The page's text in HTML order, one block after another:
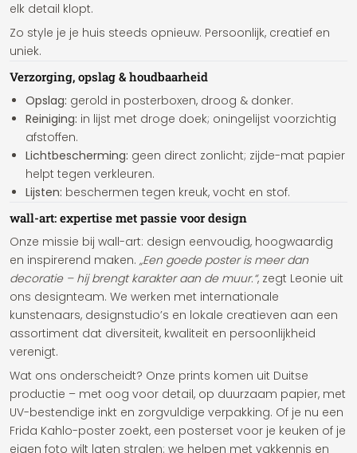
elk detail klopt.
Zo style je je huis steeds opnieuw. Persoonlijk, creatief en
uniek.
Verzorging, opslag & houdbaarheid
Opslag: gerold in posterboxen, droog & donker.
Reiniging: in lijst met droge doek; oningelijst voorzichtig
afstoffen.
Lichtbescherming: geen direct zonlicht; zijde-mat papier
helpt tegen verkleuren.
Lijsten: beschermen tegen kreuk, vocht en stof.
wall-art: expertise met passie voor design
Onze missie bij wall-art: design eenvoudig, hoogwaardig
en inspirerend maken. „Een goede poster is meer dan
decoratie – hij brengt karakter aan de muur.“, zegt Leonie uit
ons designteam. We werken met internationale
kunstenaars, designstudio’s en lokale creatieven aan een
assortiment dat diversiteit, kwaliteit en persoonlijkheid
verenigt.
Wat ons onderscheidt? Onze prints komen uit Duitse
productie – met oog voor detail, op duurzaam papier, met
UV-bestendige inkt en zorgvuldige verpakking. Of je nu een
Frida Kahlo-poster zoekt, een posterset voor je keuken of je
eigen foto wilt laten stralen: we helpen met vakkennis en